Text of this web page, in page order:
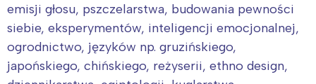
emisji głosu, pszczelarstwa, budowania pewności
siebie, eksperymentów, inteligencji emocjonalnej,
ogrodnictwo, języków np. gruzińskiego,
japońskiego, chińskiego, reżyserii, ethno design,